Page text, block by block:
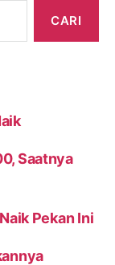
Saatnya
Pekan Ini